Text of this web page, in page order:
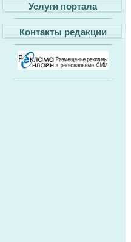
Услуги портала
Контакты редакции